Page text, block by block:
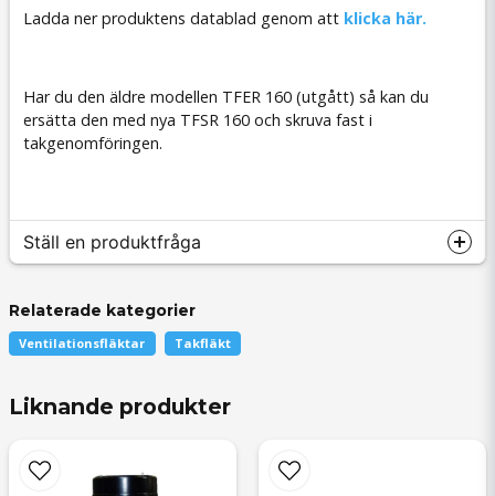
Ladda ner produktens datablad genom att klicka här.
Har du den äldre modellen TFER 160 (utgått) så kan du
ersätta den med nya TFSR 160 och skruva fast i
takgenomföringen.
Ställ en produktfråga
question
Relaterade kategorier
Ventilationsfläktar Takfläkt
Liknande produkter